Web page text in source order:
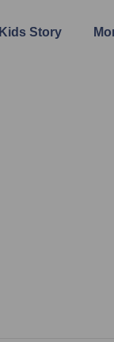
Kids Story